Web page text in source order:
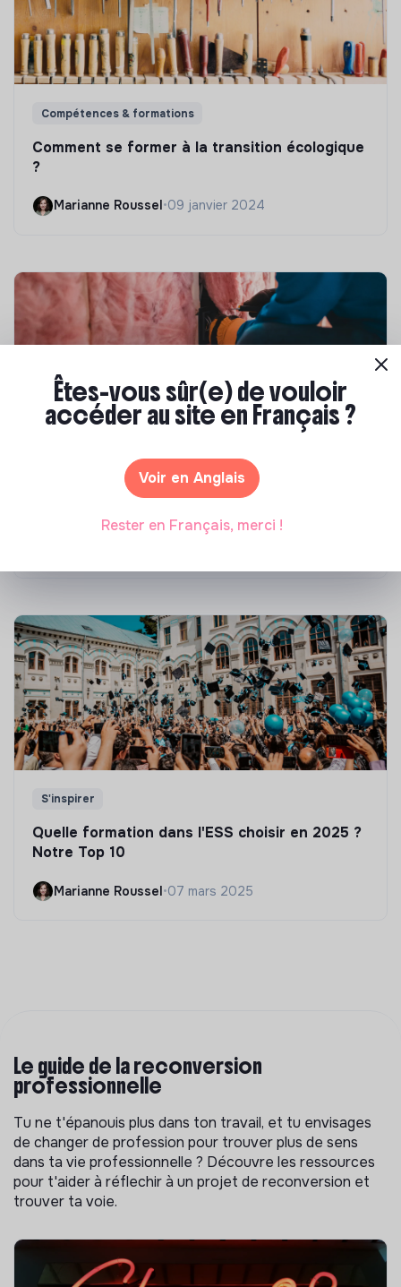
Compétences & formations
Comment se former à la transition écologique
?
Marianne Roussel •09 janvier 2024
Compétences & formations
Top 8 des formations en rénovation
S'inspirer
Quelle formation dans l'ESS choisir en 2025 ?
Notre Top 10
Marianne Roussel•07 mars 2025
Le guide de la reconversion
professionnelle
Tu ne t'épanouis plus dans ton travail, et tu envisages
de changer de profession pour trouver plus de sens
dans ta vie professionnelle ? Découvre les ressources
pour t'aider à réflechir à un projet de reconversion et
trouver ta voie.
Êtes-vous sûr(e) de vouloir
accéder au site en Français ?
Voir en Anglais
Rester en Français, merci !